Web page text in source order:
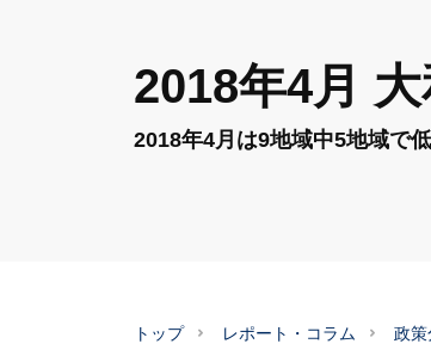
2018年4月
2018年4月は9地域中5地域で
トップ レポート・コラム 政策